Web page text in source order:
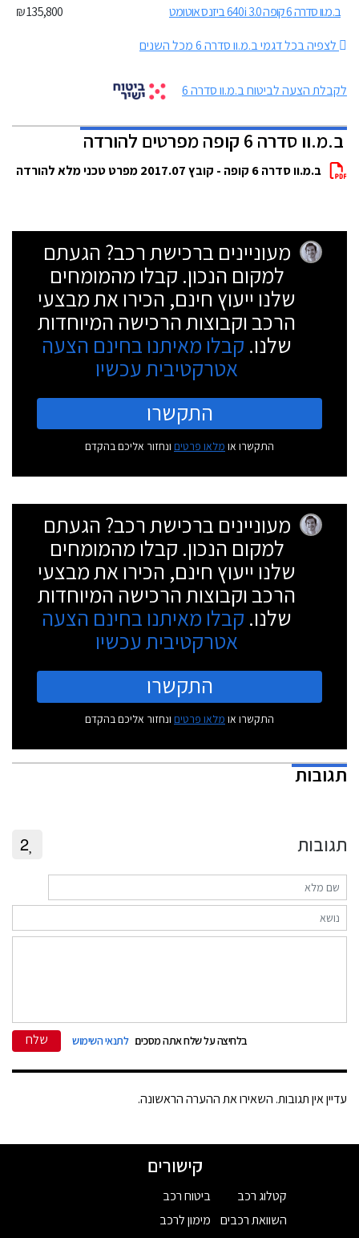
ב.מ.וו סדרה 6 קופה 640i 3.0 ביזנס אוטומט
135,800 ₪
לצפיה בכל דגמי ב.מ.וו סדרה 6 מכל השנים
לקבלת הצעה לביטוח ב.מ.וו סדרה 6
ב.מ.וו סדרה 6 קופה מפרטים להורדה
ב.מ.וו סדרה 6 קופה - קובץ 2017.07 מפרט טכני מלא להורדה
מעוניינים ברכישת רכב? הגעתם
למקום הנכון. קבלו מהמומחים
שלנו ייעוץ חינם, הכירו את מבצעי
הרכב וקבוצות הרכישה המיוחדות
שלנו. קבלו מאיתנו בחינם הצעה
אטרקטיבית עכשיו
התקשרו
התקשרו או מלאו פרטים ונחזור אליכם בהקדם
מעוניינים ברכישת רכב? הגעתם
למקום הנכון. קבלו מהמומחים
שלנו ייעוץ חינם, הכירו את מבצעי
הרכב וקבוצות הרכישה המיוחדות
שלנו. קבלו מאיתנו בחינם הצעה
אטרקטיבית עכשיו
התקשרו
התקשרו או מלאו פרטים ונחזור אליכם בהקדם
תגובות
תגובות 2
בלחיצה על שלח אתה מסכים לתנאי השימוש שלח
עדיין אין תגובות. השאירו את ההערה הראשונה.
קישורים
קטלוג רכב
השוואת רכבים
ביטוח רכב
מימון לרכב